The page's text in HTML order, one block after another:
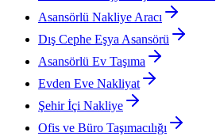
Asansörlü Nakliye Aracı
Dış Cephe Eşya Asansörü
Asansörlü Ev Taşıma
Evden Eve Nakliyat
Şehir İçi Nakliye
Ofis ve Büro Taşımacılığı